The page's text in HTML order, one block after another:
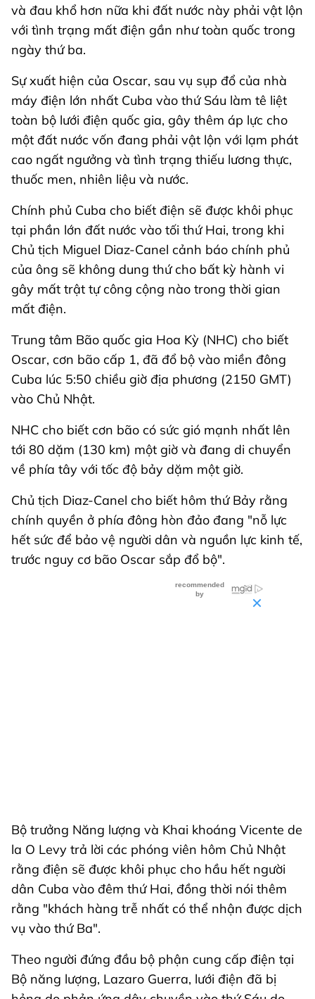
và đau khổ hơn nữa khi đất nước này phải vật lộn
với tình trạng mất điện gần như toàn quốc trong
ngày thứ ba.
Sự xuất hiện của Oscar, sau vụ sụp đổ của nhà
máy điện lớn nhất Cuba vào thứ Sáu làm tê liệt
toàn bộ lưới điện quốc gia, gây thêm áp lực cho
một đất nước vốn đang phải vật lộn với lạm phát
cao ngất ngưởng và tình trạng thiếu lương thực,
thuốc men, nhiên liệu và nước.
Chính phủ Cuba cho biết điện sẽ được khôi phục
tại phần lớn đất nước vào tối thứ Hai, trong khi
Chủ tịch Miguel Diaz-Canel cảnh báo chính phủ
của ông sẽ không dung thứ cho bất kỳ hành vi
gây mất trật tự công cộng nào trong thời gian
mất điện.
Trung tâm Bão quốc gia Hoa Kỳ (NHC) cho biết
Oscar, cơn bão cấp 1, đã đổ bộ vào miền đông
Cuba lúc 5:50 chiều giờ địa phương (2150 GMT)
vào Chủ Nhật.
NHC cho biết cơn bão có sức gió mạnh nhất lên
tới 80 dặm (130 km) một giờ và đang di chuyển
về phía tây với tốc độ bảy dặm một giờ.
Chủ tịch Diaz-Canel cho biết hôm thứ Bảy rằng
chính quyền ở phía đông hòn đảo đang "nỗ lực
hết sức để bảo vệ người dân và nguồn lực kinh tế,
trước nguy cơ bão Oscar sắp đổ bộ".
Bộ trưởng Năng lượng và Khai khoáng Vicente de
la O Levy trả lời các phóng viên hôm Chủ Nhật
rằng điện sẽ được khôi phục cho hầu hết người
dân Cuba vào đêm thứ Hai, đồng thời nói thêm
rằng "khách hàng trễ nhất có thể nhận được dịch
vụ vào thứ Ba".
Theo người đứng đầu bộ phận cung cấp điện tại
Bộ năng lượng, Lazaro Guerra, lưới điện đã bị